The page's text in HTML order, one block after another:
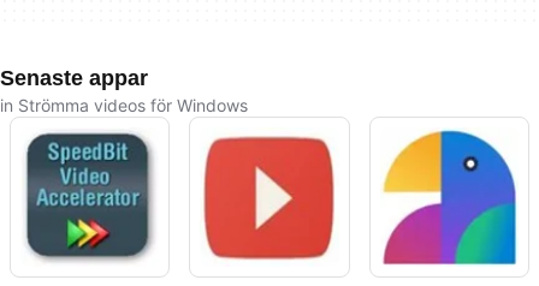
Senaste appar
in Strömma videos för Windows